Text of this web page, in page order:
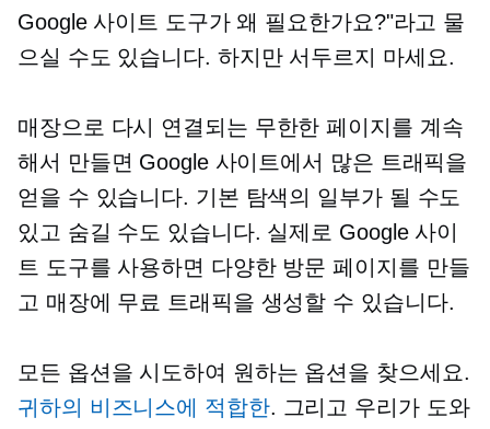
Google 사이트 도구가 왜 필요한가요?"라고 물
으실 수도 있습니다. 하지만 서두르지 마세요.
매장으로 다시 연결되는 무한한 페이지를 계속
해서 만들면 Google 사이트에서 많은 트래픽을
얻을 수 있습니다. 기본 탐색의 일부가 될 수도
있고 숨길 수도 있습니다. 실제로 Google 사이
트 도구를 사용하면 다양한 방문 페이지를 만들
고 매장에 무료 트래픽을 생성할 수 있습니다.
모든 옵션을 시도하여 원하는 옵션을 찾으세요.
귀하의 비즈니스에 적합한. 그리고 우리가 도와